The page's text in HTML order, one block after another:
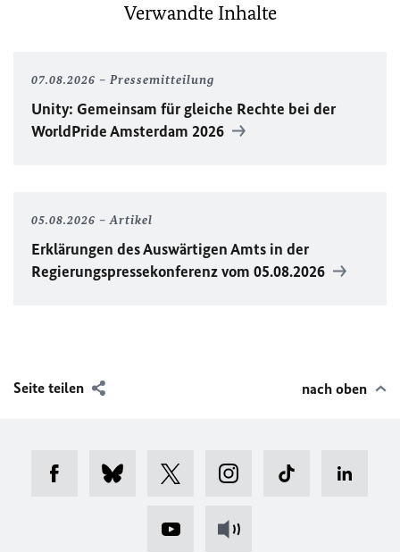
Verwandte Inhalte
07.08.2026 Pressemitteilung
Unity: Gemeinsam für gleiche Rechte bei der
WorldPrideAmsterdam 2026
05.08.2026 Artikel
Erklärungen des Auswärtigen Amts in der
Regierungspressekonferenz vom 05.08.2026
Seite teilen nach oben